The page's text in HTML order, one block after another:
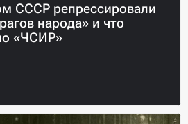
СССР репрессировали
народа» и что
«ЧСИР»